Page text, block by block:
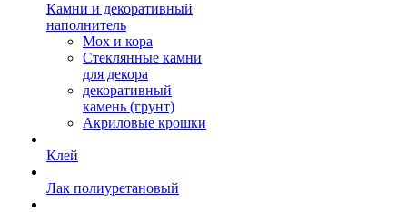
Камни и декоративный
наполнитель
Мох и кора
Стеклянные камни
для декора
декоративный
камень (грунт)
Акриловые крошки
Клей
Лак полиуретановый